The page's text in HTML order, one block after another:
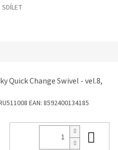
SDÍLET
Quick Change Swivel - vel.8,
EAN: 8592400134185